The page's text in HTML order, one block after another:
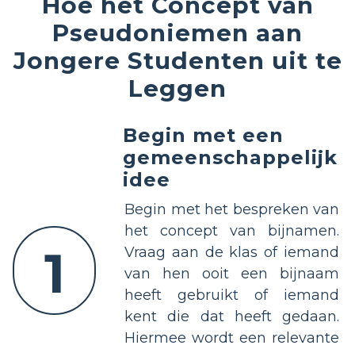
Pseudoniemen aan
Jongere Studenten uit te
Leggen
1
Begin met een
gemeenschappelijk
idee
Begin met het bespreken van
het concept van bijnamen.
Vraag aan de klas of iemand
van hen ooit een bijnaam
heeft gebruikt of iemand
kent die dat heeft gedaan.
Hiermee wordt een relevante